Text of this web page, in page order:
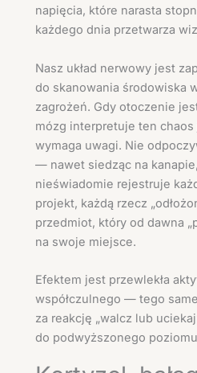
napięcia, które narasta
każdego dnia przetwarza
Nasz układ nerwowy jest
do skanowania środowiska
zagrożeń. Gdy otoczenie
mózg interpretuje ten chaos
wymaga uwagi. Nie
— nawet siedząc na
nieświadomie rejestruje
projekt, każdą rzecz
przedmiot, który od dawna
na swoje miejsce.
Efektem jest przewlekła
współczulnego — tego
za reakcję „walcz lub
do podwyższonego